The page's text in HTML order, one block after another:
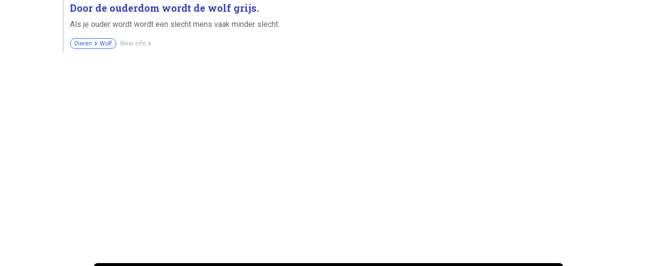
Door de ouderdom wordt de wolf grijs.
Als je ouder wordt wordt een slecht mens vaak minder slecht.
Dieren Wolf Meer info